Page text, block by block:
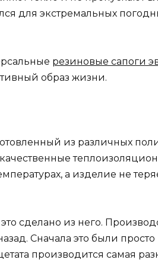
для экстремальных
резиновые сапоги
образ жизни.
из различных
а изделие не
сделано из него.
Сначала это были
производится самая